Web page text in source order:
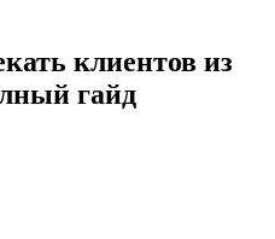
клиентов из
гайд